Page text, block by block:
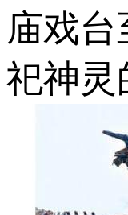
庙戏
祀神灵